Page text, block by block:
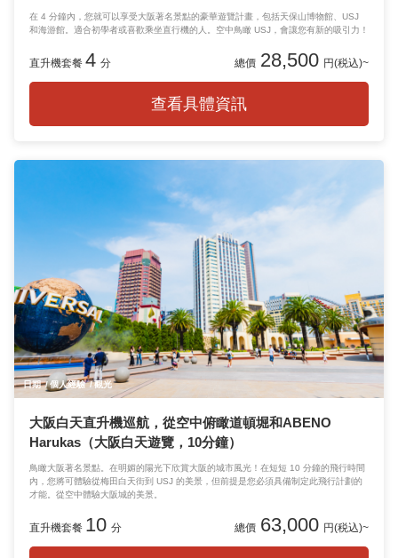
在 4 分鐘內，您就可以享受大阪著名景點的豪華遊覽計畫，包括天保山博物館、USJ
和海游館。適合初學者或喜歡乘坐直行機的人。空中鳥瞰 USJ，會讓您有新的吸引力！
直升機套餐 4 分 總價 28,500 円(税込)~
查看具體資訊
日期 個人經驗 觀光
大阪白天直升機巡航，從空中俯瞰道頓堀和ABENO
Harukas（大阪白天遊覽，10分鐘）
鳥瞰大阪著名景點。在明媚的陽光下欣賞大阪的城市風光！在短短 10 分鐘的飛行時間
內，您將可體驗從梅田白天街到 USJ 的美景，但前提是您必須具備制定此飛行計劃的
才能。從空中體驗大阪城的美景。
直升機套餐 10 分 總價 63,000 円(税込)~